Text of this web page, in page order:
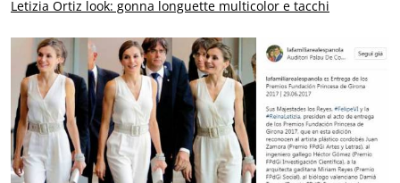
Letizia Ortiz look: gonna longuette multicolor e tacchi